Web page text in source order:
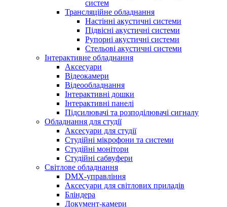
систем
Трансляційне обладнання
Настінні акустичні системи
Підвісні акустичні системи
Рупорні акустичні системи
Стельові акустичні системи
Інтерактивне обладнання
Аксесуари
Відеокамери
Відеообладнання
Інтерактивні дошки
Інтерактивні панелі
Підсилювачі та розподілювачі сигналу
Обладнання для студії
Аксесуари для студії
Студійні мікрофони та системи
Студійні монітори
Студійні сабвуфери
Світлове обладнання
DMX-управління
Аксесуари для світлових приладів
Бліндера
Документ-камери